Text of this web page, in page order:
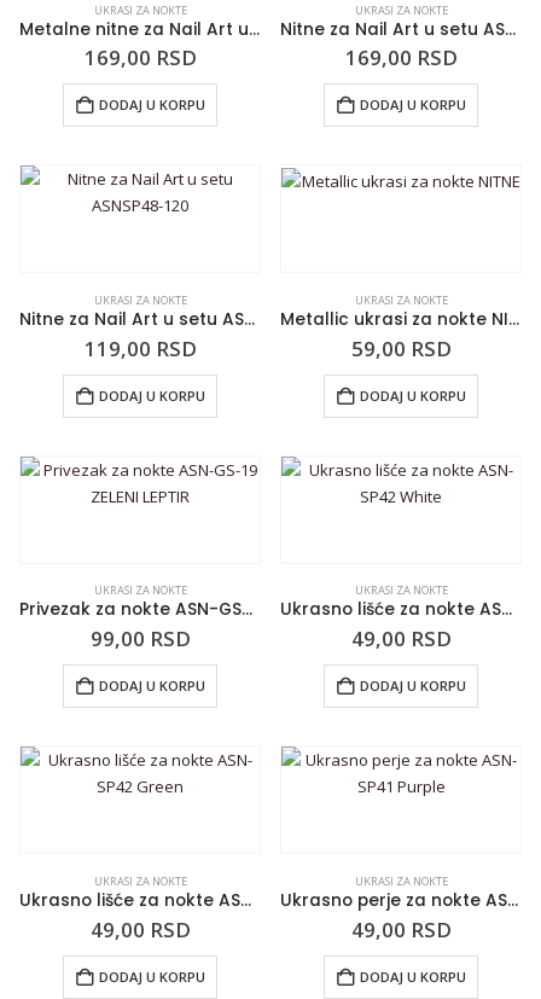
UKRASI ZA NOKTE
Metalne nitne za Nail Art u setu ASNSP61C
169,00 RSD
DODAJ U KORPU
UKRASI ZA NOKTE
Nitne za Nail Art u setu ASNSP61B
169,00 RSD
DODAJ U KORPU
UKRASI ZA NOKTE
Nitne za Nail Art u setu ASNSP48-120
119,00 RSD
DODAJ U KORPU
UKRASI ZA NOKTE
Metallic ukrasi za nokte NITNE
59,00 RSD
DODAJ U KORPU
UKRASI ZA NOKTE
Privezak za nokte ASN-GS-19 ZELENI LEPTIR
99,00 RSD
DODAJ U KORPU
UKRASI ZA NOKTE
Ukrasno lišće za nokte ASN-SP42 White
49,00 RSD
DODAJ U KORPU
UKRASI ZA NOKTE
Ukrasno lišće za nokte ASN-SP42 Green
49,00 RSD
DODAJ U KORPU
UKRASI ZA NOKTE
Ukrasno perje za nokte ASN-SP41 Purple
49,00 RSD
DODAJ U KORPU